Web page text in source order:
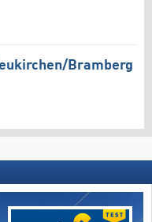
​Bramberg